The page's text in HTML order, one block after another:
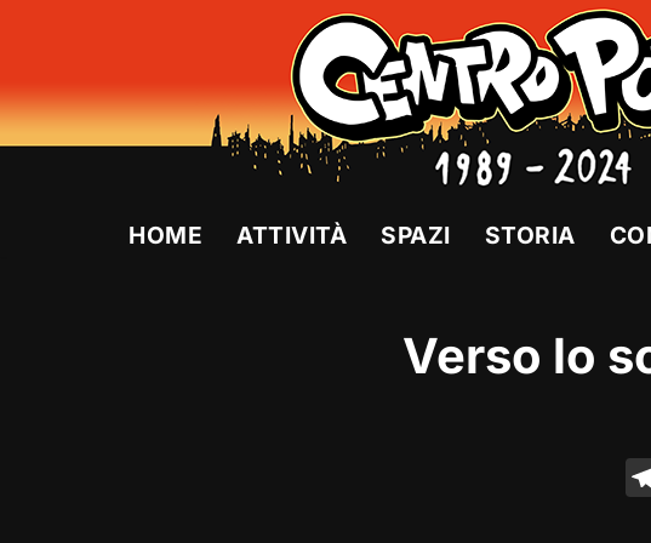
al
contenuto
HOME ATTIVITÀ SPAZI STORIA
Verso lo